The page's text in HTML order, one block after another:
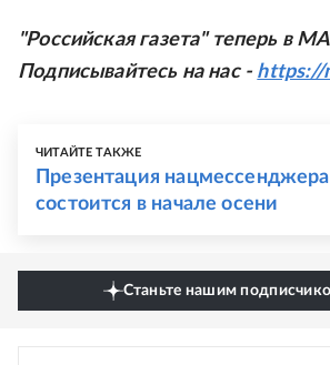
"Российская газета" теперь в
Подписывайтесь на нас - https://
ЧИТАЙТЕ ТАКЖЕ
Презентация
состоится в начале осени
Станьте нашим